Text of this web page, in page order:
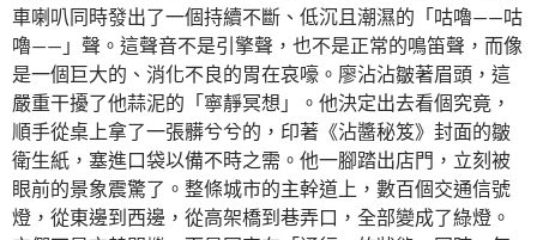
車喇叭同時發出了一個持續不斷、低沉且潮濕的「咕嚕——咕
嚕——」聲。這聲音不是引擎聲，也不是正常的鳴笛聲，而像
是一個巨大的、消化不良的胃在哀嚎。廖沾沾皺著眉頭，這
嚴重干擾了他蒜泥的「寧靜冥想」。他決定出去看個究竟，
順手從桌上拿了一張髒兮兮的，印著《沾醬秘笈》封面的皺
衛生紙，塞進口袋以備不時之需。他一腳踏出店門，立刻被
眼前的景象震驚了。整條城市的主幹道上，數百個交通信號
燈，從東邊到西邊，從高架橋到巷弄口，全部變成了綠燈。